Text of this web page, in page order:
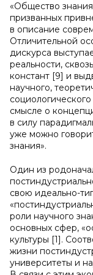
«Общество
призванных
в описание
Отличительной
дискурса
реальности,
констант [9] и
научного,
смысле о
в силу
уже можно
знания».
Один из
свою идеально-
роли научного
основных сфер,
культуры [1].
жизни
университеты и